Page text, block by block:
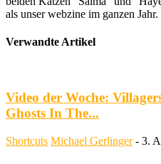
als unser webzine im ganzen Jahr.
Verwandte Artikel
Video der Woche:
Ghosts In The...
Shortcuts Michael Gerlinger - 3.